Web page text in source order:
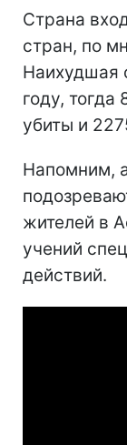
Страна
стран, по
Наихудшая
году, тогда
убиты и
Напомним,
жителей в
учений
действий.